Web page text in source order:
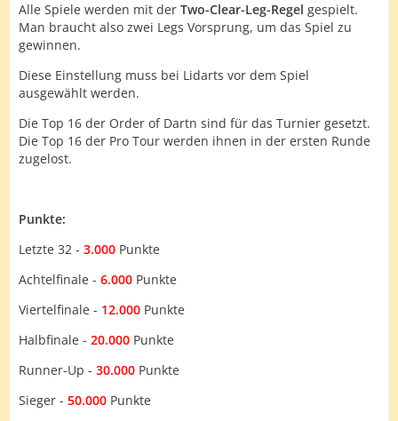
Alle Spiele werden mit der Two-Clear-Leg-Regel gespielt.
Man braucht also zwei Legs Vorsprung, um das Spiel zu
gewinnen.
Diese Einstellung muss bei Lidarts vor dem Spiel
ausgewählt werden.
Die Top 16 der Order of Dartn sind für das Turnier gesetzt.
Die Top 16 der Pro Tour werden ihnen in der ersten Runde
zugelost.
Punkte:
Letzte 32 - 3.000 Punkte
Achtelfinale - 6.000 Punkte
Viertelfinale - 12.000 Punkte
Halbfinale - 20.000 Punkte
Runner-Up - 30.000 Punkte
Sieger - 50.000 Punkte